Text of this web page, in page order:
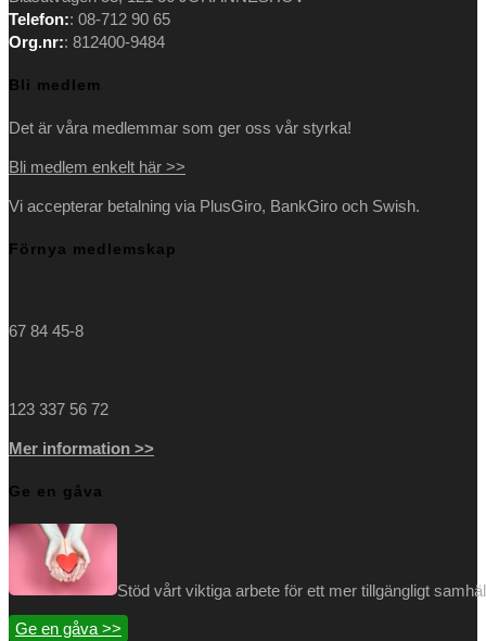
tab
Telefon:: 08-712 90 65
Org.nr:: 812400-9484
Bli medlem
Det är våra medlemmar som ger oss vår styrka!
Bli medlem enkelt här >>
Vi accepterar betalning via PlusGiro, BankGiro och Swish.
Förnya medlemskap
67 84 45-8
123 337 56 72
Mer information >>
Ge en gåva
Stöd vårt viktiga arbete för ett mer tillgängligt
Ge en gåva >>